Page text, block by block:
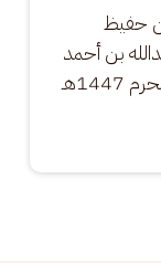
حفيظ
بن أحمد
بن عبدالله المشهور، عصر يوم الأحد 25 محرم 1447هـ